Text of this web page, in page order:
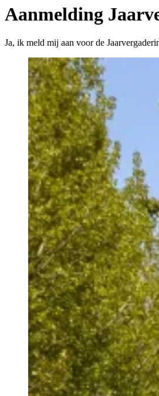
Aanmelding
Ja, ik meld mij aan voor de